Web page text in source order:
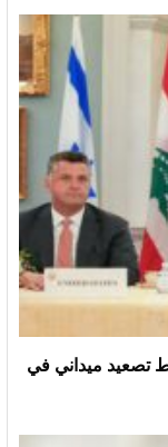
تصعيد ميداني في